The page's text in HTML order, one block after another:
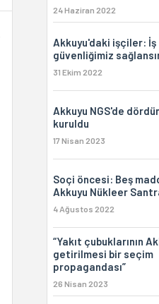
24 Haziran 2022
Akkuyu'daki işçiler: İş
güvenliğimiz
31 Ekim 2022
Akkuyu NGS'de
kuruldu
17 Nisan 2023
Soçi öncesi: Beş
Akkuyu Nükleer
4 Ağustos 2022
“Yakıt çubuklarının
getirilmesi bir seçim
propagandası”
26 Nisan 2023